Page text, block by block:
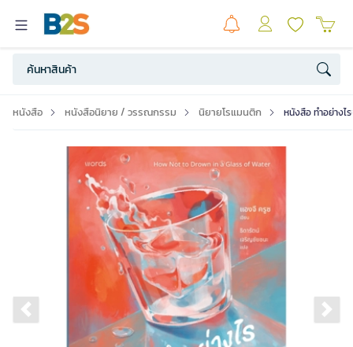
หนังสือ หนังสือนิยาย / วรรณกรรม นิยายโรแมนติก หนังสือ ทำอย่างไ
Previous slide